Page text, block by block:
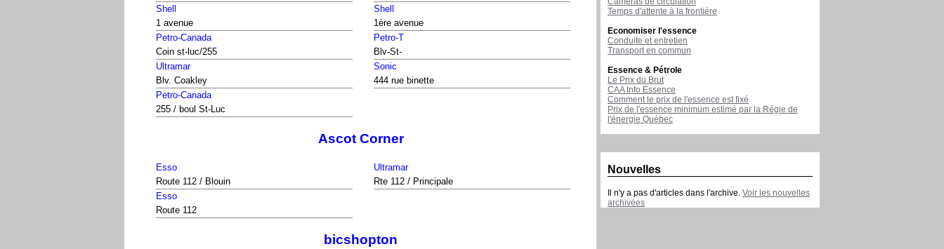
Shell
1 avenue
Shell
1ère avenue
Petro-Canada
Coin st-luc/255
Petro-T
Blv-St-
Ultramar
Blv. Coakley
Sonic
444 rue binette
Petro-Canada
255 / boul St-Luc
Ascot Corner
Esso
Route 112 / Blouin
Ultramar
Rte 112 / Principale
Esso
Route 112
bicshopton
Temps d'attente à la frontière
Economiser l'essence
Conduite et entretien
Transport en commun
Essence & Pétrole
Le Prix du Brut
CAA Info Essence
Comment le prix de l'essence est fixé
Prix de l'essence minimum estimé par la Régie de
l'énergie Québec
Nouvelles
Il n'y a pas d'articles dans l'archive. Voir les nouvelles
archivées